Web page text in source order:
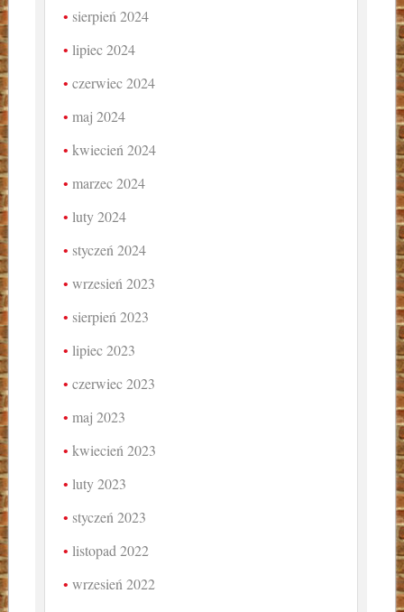
sierpień 2024
lipiec 2024
czerwiec 2024
maj 2024
kwiecień 2024
marzec 2024
luty 2024
styczeń 2024
wrzesień 2023
sierpień 2023
lipiec 2023
czerwiec 2023
maj 2023
kwiecień 2023
luty 2023
styczeń 2023
listopad 2022
wrzesień 2022